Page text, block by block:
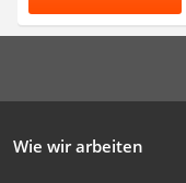
Wie wir arbeiten